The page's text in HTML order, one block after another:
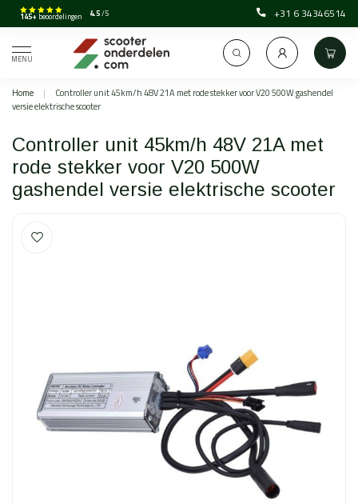
145+ beoordelingen 4.5/5 +31 6 34346514
MENU
Home |
Controller unit 45km/h 48V 21A met rode stekker voor V20 500W gashendel
versie elektrische scooter
Controller unit 45km/h 48V 21A met
rode stekker voor V20 500W
gashendel versie elektrische scooter